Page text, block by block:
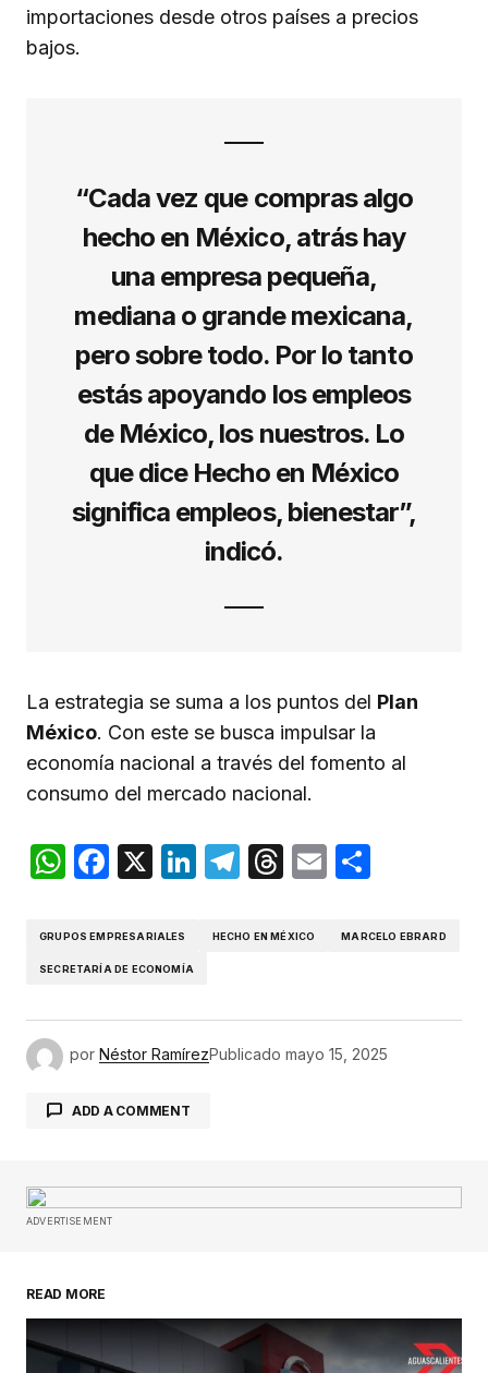
importaciones desde otros países a precios
bajos.
“Cada vez que compras algo
hecho en México, atrás hay
una empresa pequeña,
mediana o grande mexicana,
pero sobre todo. Por lo tanto
estás apoyando los empleos
de México, los nuestros. Lo
que dice Hecho en México
significa empleos, bienestar”,
indicó.
La estrategia se suma a los puntos del Plan
México. Con este se busca impulsar la
economía nacional a través del fomento al
consumo del mercado nacional.
WhatsApp
Facebook
X LinkedIn
Telegram
Threads
Email
GRUPOS EMPRESARIALES HECHO EN MÉXICO MARCELO EBRARD
SECRETARÍA DE ECONOMÍA
por Néstor RamírezPublicado mayo 15, 2025
ADD A COMMENT
Tu dirección de correo electrónico no será
publicada.
ADVERTISEMENT
READ MORE